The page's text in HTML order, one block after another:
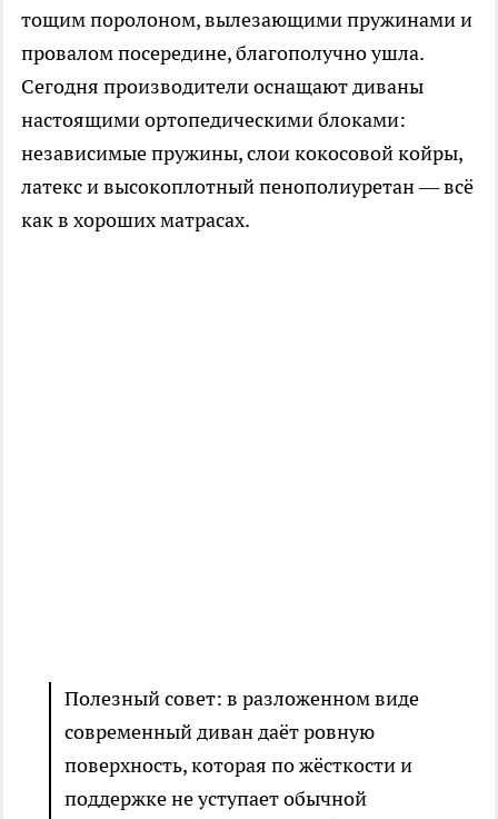
тощим поролоном, вылезающими пружинами и
провалом посередине, благополучно ушла.
Сегодня производители оснащают диваны
настоящими ортопедическими блоками:
независимые пружины, слои кокосовой койры,
латекс и высокоплотный пенополиуретан — всё
как в хороших матрасах.
Полезный совет: в разложенном виде
современный диван даёт ровную
поверхность, которая по жёсткости и
поддержке не уступает обычной